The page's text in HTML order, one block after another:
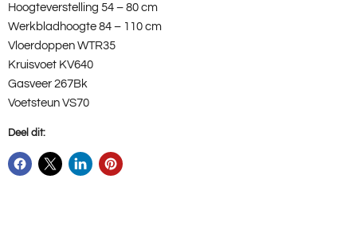
Hoogteverstelling 54 – 80 cm
Werkbladhoogte 84 – 110 cm
Vloerdoppen WTR35
Kruisvoet KV640
Gasveer 267Bk
Voetsteun VS70
Deel dit: